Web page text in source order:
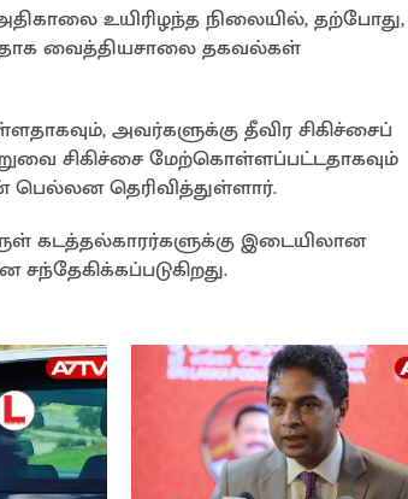
உயிரிழந்த நிலையில், தற்போது,
வைத்தியசாலை தகவல்கள்
அவர்களுக்கு தீவிர சிகிச்சைப்
சிகிச்சை மேற்கொள்ளப்பட்டதாகவும்
பெல்லன தெரிவித்துள்ளார்.
கடத்தல்காரர்களுக்கு இடையிலான